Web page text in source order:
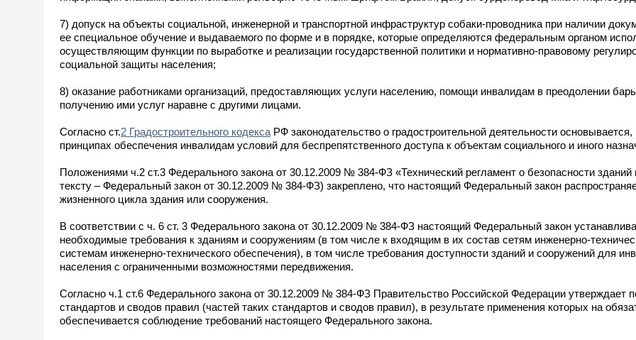
7) допуск на объекты социальной, инженерной и транспортной инфраструктур собаки-проводника при наличии
ее специальное обучение и выдаваемого по форме и в порядке, которые определяются федеральным органом
осуществляющим функции по выработке и реализации государственной политики и нормативно-правовому
социальной защиты населения;
8) оказание работниками организаций, предоставляющих услуги населению, помощи инвалидам в преодолении
получению ими услуг наравне с другими лицами.
Согласно ст.2 Градостроительного кодекса РФ законодательство о градостроительной деятельности
принципах обеспечения инвалидам условий для беспрепятственного доступа к объектам социального и иного
Положениями ч.2 ст.3 Федерального закона от 30.12.2009 № 384-ФЗ «Технический регламент о безопасности
тексту – Федеральный закон от 30.12.2009 № 384-ФЗ) закреплено, что настоящий Федеральный закон
жизненного цикла здания или сооружения.
В соответствии с ч. 6 ст. 3 Федерального закона от 30.12.2009 № 384-ФЗ настоящий Федеральный закон
необходимые требования к зданиям и сооружениям (в том числе к входящим в их состав сетям инженерно-
системам инженерно-технического обеспечения), в том числе требования доступности зданий и сооружений для
населения с ограниченными возможностями передвижения.
Согласно ч.1 ст.6 Федерального закона от 30.12.2009 № 384-ФЗ Правительство Российской Федерации утверждает
стандартов и сводов правил (частей таких стандартов и сводов правил), в результате применения которых на
обеспечивается соблюдение требований настоящего Федерального закона.